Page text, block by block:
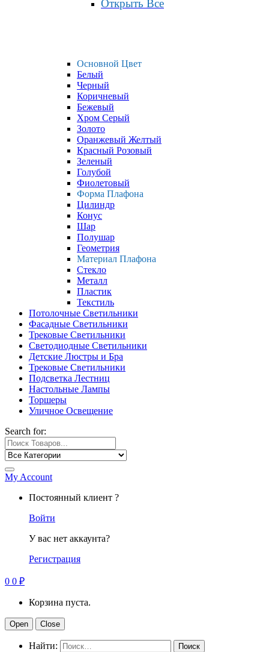
Открыть Все
Основной Цвет
Белый
Черный
Коричневый
Бежевый
Хром Серый
Золото
Оранжевый Желтый
Красный Розовый
Зеленый
Голубой
Фиолетовый
Форма Плафона
Цилиндр
Конус
Шар
Полушар
Геометрия
Материал Плафона
Стекло
Металл
Пластик
Текстиль
Потолочные Светильники
Фасадные Светильники
Трековые Светильники
Светодиодные Светильники
Детские Люстры и Бра
Трековые Светильники
Подсветка Лестниц
Настольные Лампы
Торшеры
Уличное Освещение
Search for:
My Account
Постоянный клиент ?
Войти
У вас нет аккаунта?
Регистрация
0 0 ₽
Корзина пуста.
Open Close
Найти: